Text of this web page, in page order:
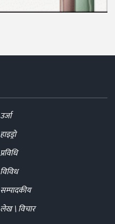
उर्जा
हाइड्रो
प्रविधि
विविध
सम्पादकीय
लेख \ विचार